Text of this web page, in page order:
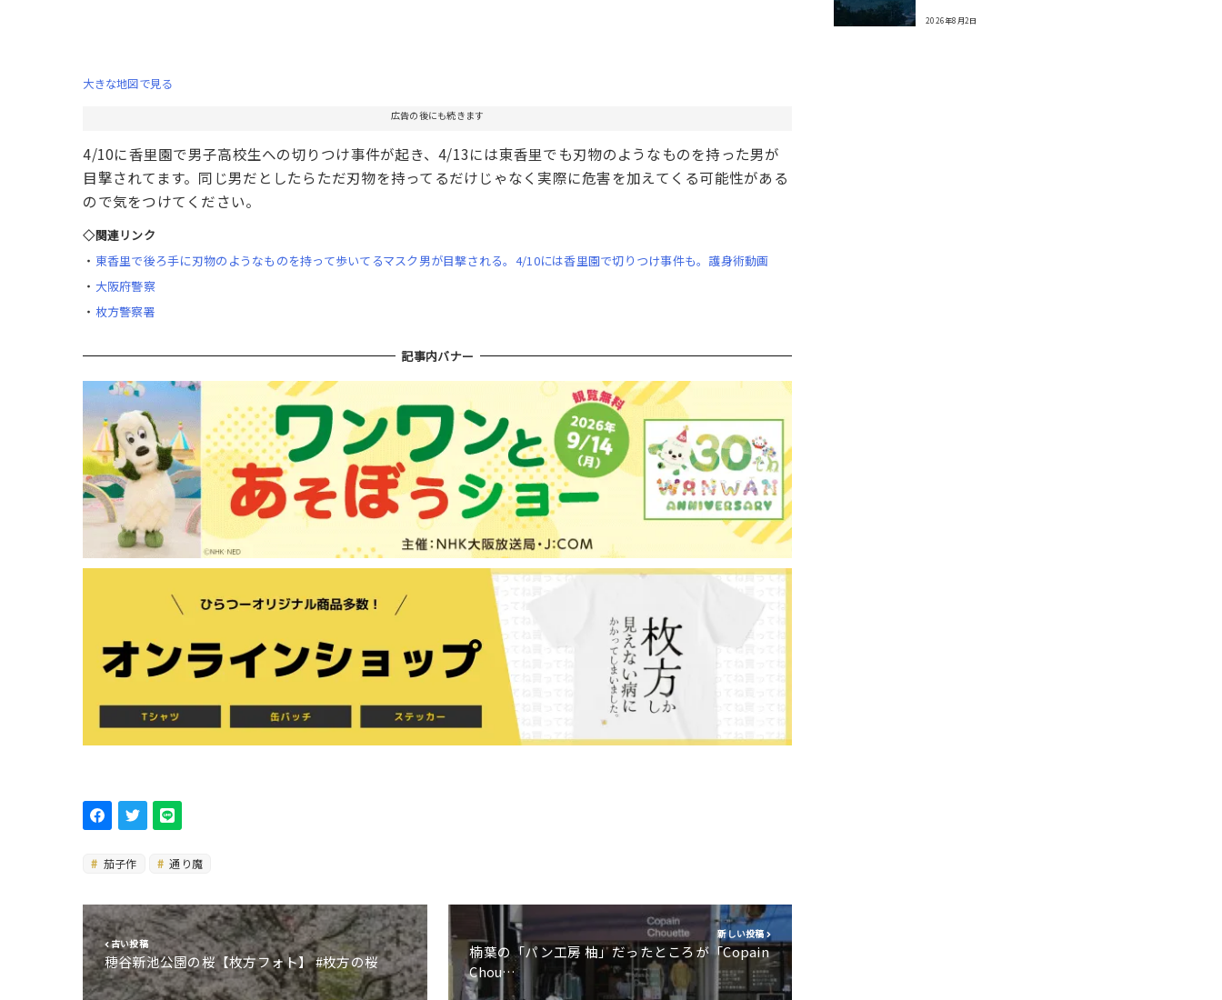
大きな地図で見る
広告の後にも続きます
4/10に香里園で男子高校生への切りつけ事件が起き、4/13には東香里でも刃物のようなものを持った男が
目撃されてます。同じ男だとしたらただ刃物を持ってるだけじゃなく実際に危害を加えてくる可能性がある
ので気をつけてください。
◇関連リンク
・ 東香里で後ろ手に刃物のようなものを持って歩いてるマスク男が目撃される。4/10には香里園で切りつけ事件も。護身術動画
・ 大阪府警察
・ 枚方警察署
記事内バナー
茄子作 通り魔
古い投稿
穂谷新池公園の桜【枚方フォト】 #枚方の桜
新しい投稿
楠葉の「パン工房 柚」だったところが「Copain
Chou…
2026年8月2日